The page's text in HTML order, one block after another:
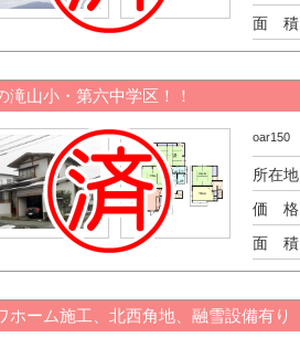
面 積
滝山小・第六中学区！！
oar150
所在地
価 格
面 積
ホーム施工、北西角地、融雪設備有り